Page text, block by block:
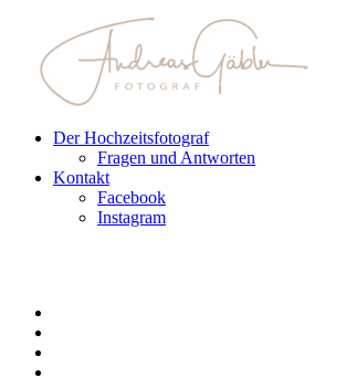
Der Hochzeitsfotograf
Fragen und Antworten
Kontakt
Facebook
Instagram